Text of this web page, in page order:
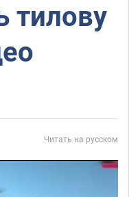
тилову
Читать на русском